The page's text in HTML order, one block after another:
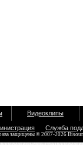
Видеоклипы
Служба
защищены © 2007-2026